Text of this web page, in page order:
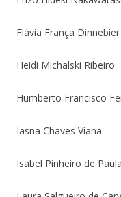
Flávia França Dinnebier
Heidi Michalski Ribeiro
Humberto Francisco
Iasna Chaves Viana
Isabel Pinheiro de